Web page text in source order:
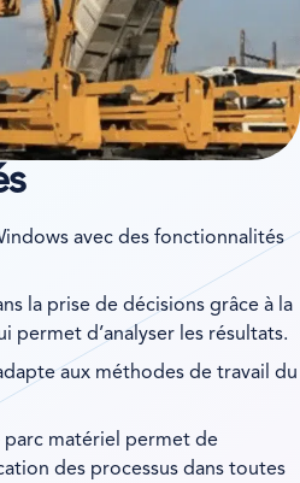
avec des fonctionnalités
la prise de décisions grâce à la
d’analyser les résultats.
aux méthodes de travail du
parc matériel permet de
des processus dans toutes